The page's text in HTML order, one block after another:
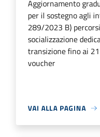
Aggiornamento
per il sostegno agli
289/2023 B)
socializzazione
transizione fino ai
voucher
VAI ALLA PAGINA